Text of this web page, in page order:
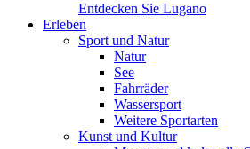
Entdecken Sie Lugano
Erleben
Sport und Natur
Natur
See
Fahrräder
Wassersport
Weitere Sportarten
Kunst und Kultur